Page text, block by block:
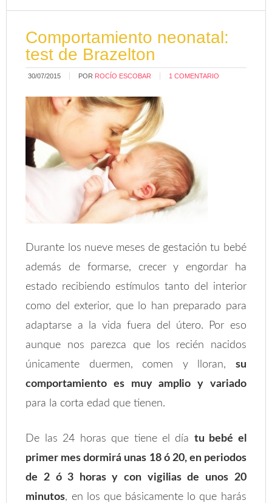
Comportamiento neonatal:
test de Brazelton
30/07/2015 POR ROCÍO ESCOBAR 1 COMENTARIO
Durante los nueve meses de gestación tu bebé
además de formarse, crecer y engordar ha
estado recibiendo estímulos tanto del interior
como del exterior, que lo han preparado para
adaptarse a la vida fuera del útero. Por eso
aunque nos parezca que los recién nacidos
únicamente duermen, comen y lloran, su
comportamiento es muy amplio y variado
para la corta edad que tienen.
De las 24 horas que tiene el día tu bebé el
primer mes dormirá unas 18 ó 20, en periodos
de 2 ó 3 horas y con vigilias de unos 20
minutos, en los que básicamente lo que harás